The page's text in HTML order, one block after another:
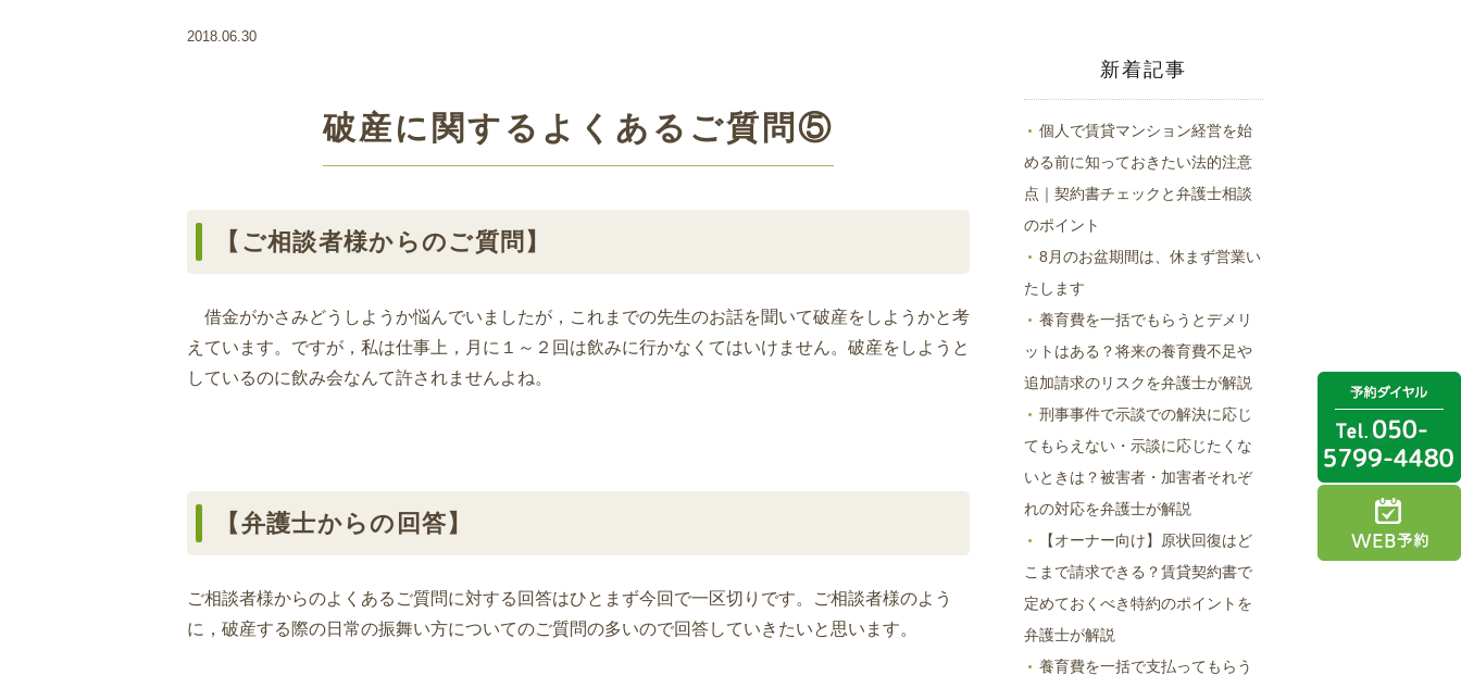
2018.06.30
破産に関するよくあるご質問⑤
【ご相談者様からのご質問】
借金がかさみどうしようか悩んでいましたが，これまでの先生のお話を聞いて破産をしようかと考
えています。ですが，私は仕事上，月に１～２回は飲みに行かなくてはいけません。破産をしようと
しているのに飲み会なんて許されませんよね。
【弁護士からの回答】
ご相談者様からのよくあるご質問に対する回答はひとまず今回で一区切りです。ご相談者様のよう
に，破産する際の日常の振舞い方についてのご質問の多いので回答していきたいと思います。
新着記事
個人で賃貸マンション経営を始
める前に知っておきたい法的注意
点｜契約書チェックと弁護士相談
のポイント
8月のお盆期間は、休まず営業い
たします
養育費を一括でもらうとデメリ
ットはある？将来の養育費不足や
追加請求のリスクを弁護士が解説
刑事事件で示談での解決に応じ
てもらえない・示談に応じたくな
いときは？被害者・加害者それぞ
れの対応を弁護士が解説
【オーナー向け】原状回復はど
こまで請求できる？賃貸契約書で
定めておくべき特約のポイントを
弁護士が解説
養育費を一括で支払ってもらう